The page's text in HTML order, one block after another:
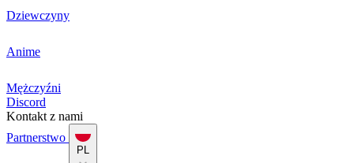
Dziewczyny
Anime
Mężczyźni
Discord
Kontakt z nami
Partnerstwo
PL